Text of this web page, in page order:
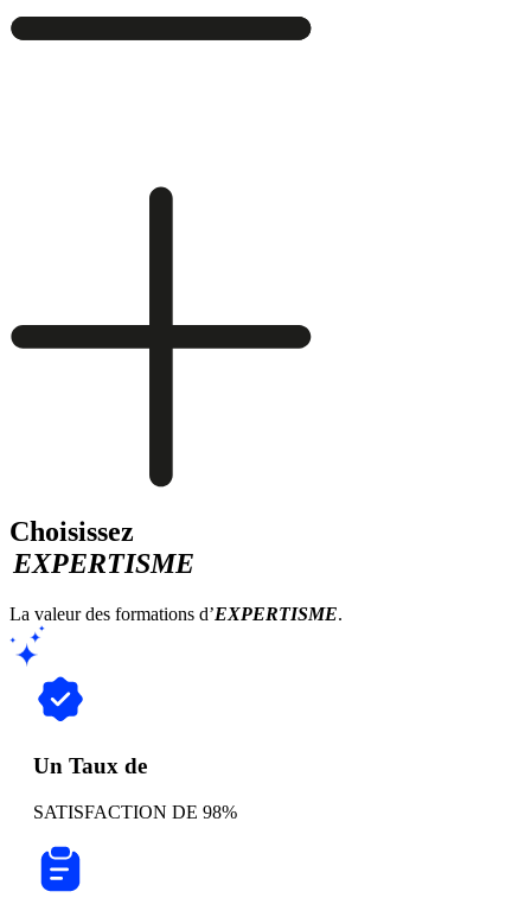
Choisissez
EXPERTISME
La valeur des formations d’EXPERTISME.
Un Taux de
SATISFACTION DE 98%